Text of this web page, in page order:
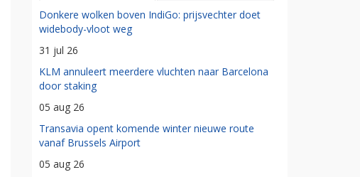
Donkere wolken boven IndiGo: prijsvechter doet
widebody-vloot weg
31 jul 26
KLM annuleert meerdere vluchten naar Barcelona
door staking
05 aug 26
Transavia opent komende winter nieuwe route
vanaf Brussels Airport
05 aug 26